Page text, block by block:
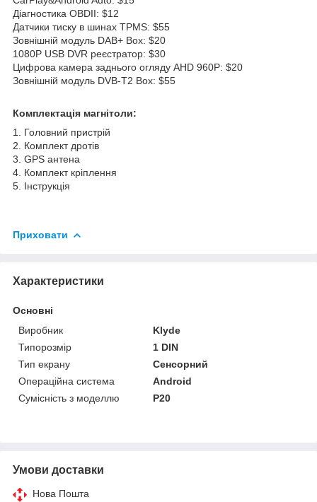
Діагностика OBDII: $12
Датчики тиску в шинах TPMS: $55
Зовнішній модуль DAB+ Box: $20
1080P USB DVR реєстратор: $30
Цифрова камера заднього огляду AHD 960P: $20
Зовнішній модуль DVB-T2 Box: $55
Комплектація магнітоли:
1. Головний пристрій
2. Комплект дротів
3. GPS антена
4. Комплект кріплення
5. Інструкція
Приховати
Характеристики
Основні
Виробник
Klyde
Типорозмір
1 DIN
Тип екрану
Сенсорний
Операційна система
Android
Сумісність з моделлю
P20
Умови доставки
Нова Пошта